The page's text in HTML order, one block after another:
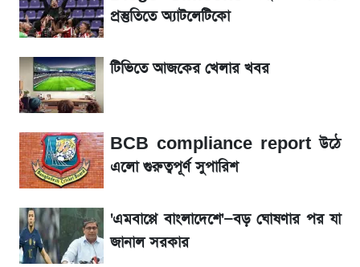
রবির বড় সাফল্য! আয় কম বাড়লেও রেকর্ড মুনাফা ও
গ্রাহক বৃদ্ধি
শেয়ার বিজকে লিগ্যাল নোটিশ পাঠাল রবি, শুরু নতুন
বিতর্ক
সৌদিতে বাংলাদেশিদের আকামা নবায়নে বদলে গেল
নিয়ম
প্রস্তুতিতে অ্যাটলেটিকো
টিভিতে আজকের খেলার খবর
BCB compliance report উঠে
এলো গুরুত্বপূর্ণ সুপারিশ
'এমবাপ্পে বাংলাদেশে'—বড় ঘোষণার পর যা
জানাল সরকার